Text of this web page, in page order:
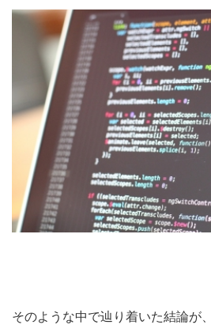
そのような中で辿り着いた結論が